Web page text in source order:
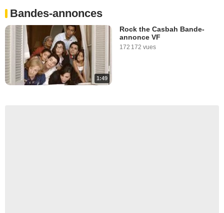
Bandes-annonces
1:49
Rock the Casbah Bande-
annonce VF
172 172 vues